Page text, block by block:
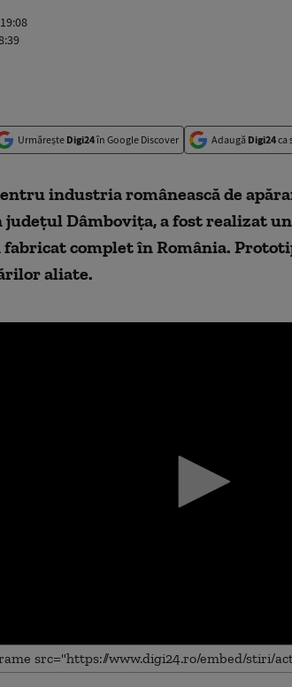
Urmărește Digi24în Google Discover Adaugă Digi24ca
industria românească de
județul Dâmbovița, a fost realizat
fabricat complet în România.
aliate.